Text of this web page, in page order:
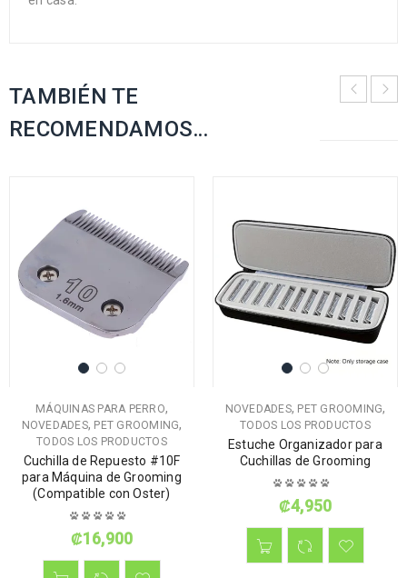
TAMBIÉN TE
RECOMENDAMOS…
MÁQUINAS PARA PERRO,
NOVEDADES, PET GROOMING,
TODOS LOS PRODUCTOS
Cuchilla de Repuesto #10F
para Máquina de Grooming
(Compatible con Oster)
₡16,900
NOVEDADES, PET GROOMING,
TODOS LOS PRODUCTOS
Estuche Organizador para
Cuchillas de Grooming
₡4,950